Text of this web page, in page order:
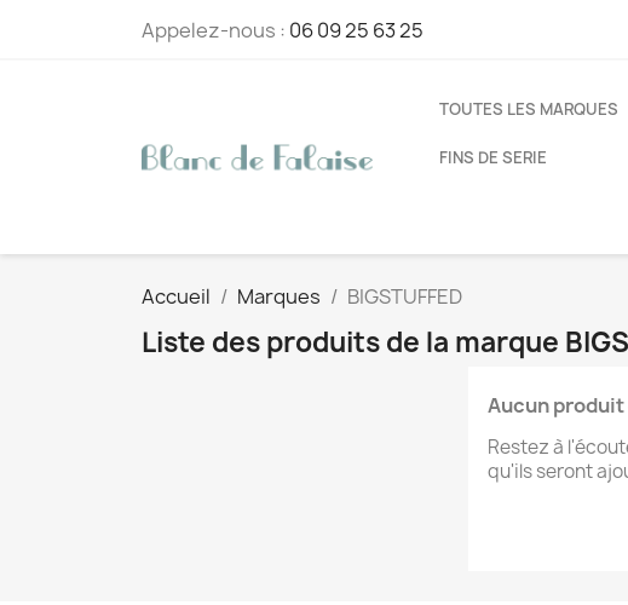
Appelez-nous : 06 09 25 63 25
TOUTES LES MARQUES
FINS DE SERIE
Accueil Marques BIGSTUFFED
Liste des produits de la marque
Aucun
Restez à
qu'ils seront